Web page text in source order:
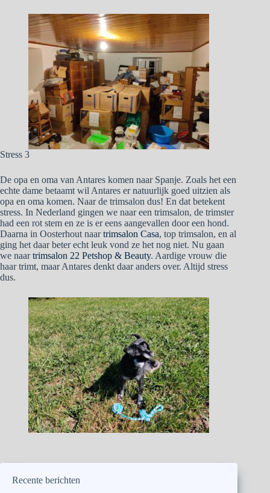
Stress 3
De opa en oma van Antares komen naar Spanje. Zoals het een
echte dame betaamt wil Antares er natuurlijk goed uitzien als
opa en oma komen. Naar de trimsalon dus! En dat betekent
stress. In Nederland gingen we naar een trimsalon, de trimster
had een rot stem en ze is er eens aangevallen door een hond.
Daarna in Oosterhout naartrimsalon Casa, top trimsalon, en al
ging het daar beter echt leuk vond ze het nog niet. Nu gaan
we naartrimsalon 22 Petshop & Beauty. Aardige vrouw die
haar trimt, maar Antares denkt daar anders over. Altijd stress
dus.
Recente berichten